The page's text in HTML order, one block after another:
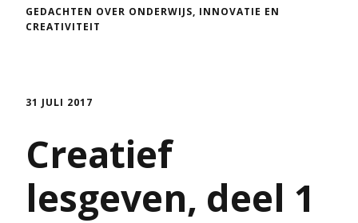
GEDACHTEN OVER ONDERWIJS, INNOVATIE EN
CREATIVITEIT
31 JULI 2017
Creatief
lesgeven, deel 1